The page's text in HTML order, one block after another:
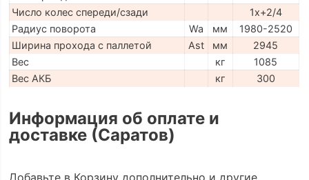
Число колес спереди/сзади
1x+2/4
Радиус поворота
Wa мм
1980-2520
Ширина прохода с паллетой
Ast мм
2945
Вес
кг
1085
Вес АКБ
кг 300
Информация об оплате и
доставке (Саратов)
Добавьте в Корзину дополнительно и другие